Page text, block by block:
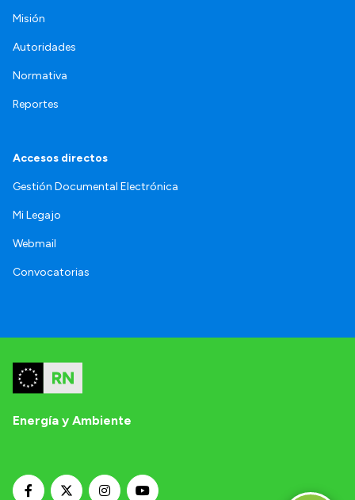
Misión
Autoridades
Normativa
Reportes
Accesos directos
Gestión Documental Electrónica
Mi Legajo
Webmail
Convocatorias
Energía y Ambiente